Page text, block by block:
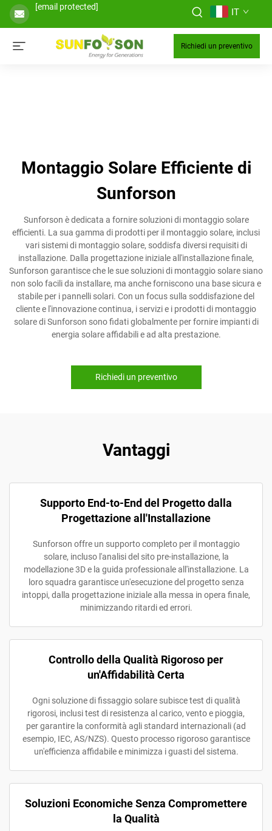
[email protected] IT
Richiedi un preventivo
Montaggio Solare Efficiente di
Sunforson
Sunforson è dedicata a fornire soluzioni di montaggio solare
efficienti. La sua gamma di prodotti per il montaggio solare, inclusi
vari sistemi di montaggio solare, soddisfa diversi requisiti di
installazione. Dalla progettazione iniziale all'installazione finale,
Sunforson garantisce che le sue soluzioni di montaggio solare siano
non solo facili da installare, ma anche forniscono una base sicura e
stabile per i pannelli solari. Con un focus sulla soddisfazione del
cliente e l'innovazione continua, i servizi e i prodotti di montaggio
solare di Sunforson sono fidati globalmente per fornire impianti di
energia solare affidabili e ad alta prestazione.
Richiedi un preventivo
Vantaggi
Supporto End-to-End del Progetto dalla
Progettazione all'Installazione
Sunforson offre un supporto completo per il montaggio
solare, incluso l'analisi del sito pre-installazione, la
modellazione 3D e la guida professionale all'installazione. La
loro squadra garantisce un'esecuzione del progetto senza
intoppi, dalla progettazione iniziale alla messa in opera finale,
minimizzando ritardi ed errori.
Controllo della Qualità Rigoroso per
un'Affidabilità Certa
Ogni soluzione di fissaggio solare subisce test di qualità
rigorosi, inclusi test di resistenza al carico, vento e pioggia,
per garantire la conformità agli standard internazionali (ad
esempio, IEC, AS/NZS). Questo processo rigoroso garantisce
un'efficienza affidabile e minimizza i guasti del sistema.
Soluzioni Economiche Senza Compromettere
la Qualità